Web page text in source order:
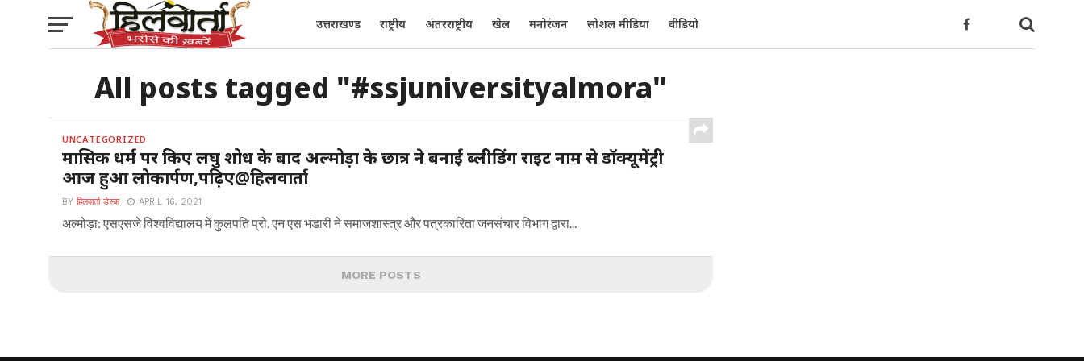
उत्तराखण्ड राष्ट्रीय अंतरराष्ट्रीय खेल मनोरंजन सोशल मीडिया वीडियो
All posts tagged "#ssjuniversityalmora"
UNCATEGORIZED
मासिक धर्म पर किए लघु शोध के बाद अल्मोड़ा के छात्र ने बनाई ब्लीडिंग राइट नाम से डॉक्यूमेंट्री
आज हुआ लोकार्पण,पढ़िए@हिलवार्ता
BY हिलवार्ता डेस्क APRIL 16, 2021
अल्मोड़ा: एसएसजे विश्वविद्यालय में कुलपति प्रो. एन एस भंडारी ने समाजशास्त्र और पत्रकारिता जनसंचार विभाग द्वारा...
MORE POSTS